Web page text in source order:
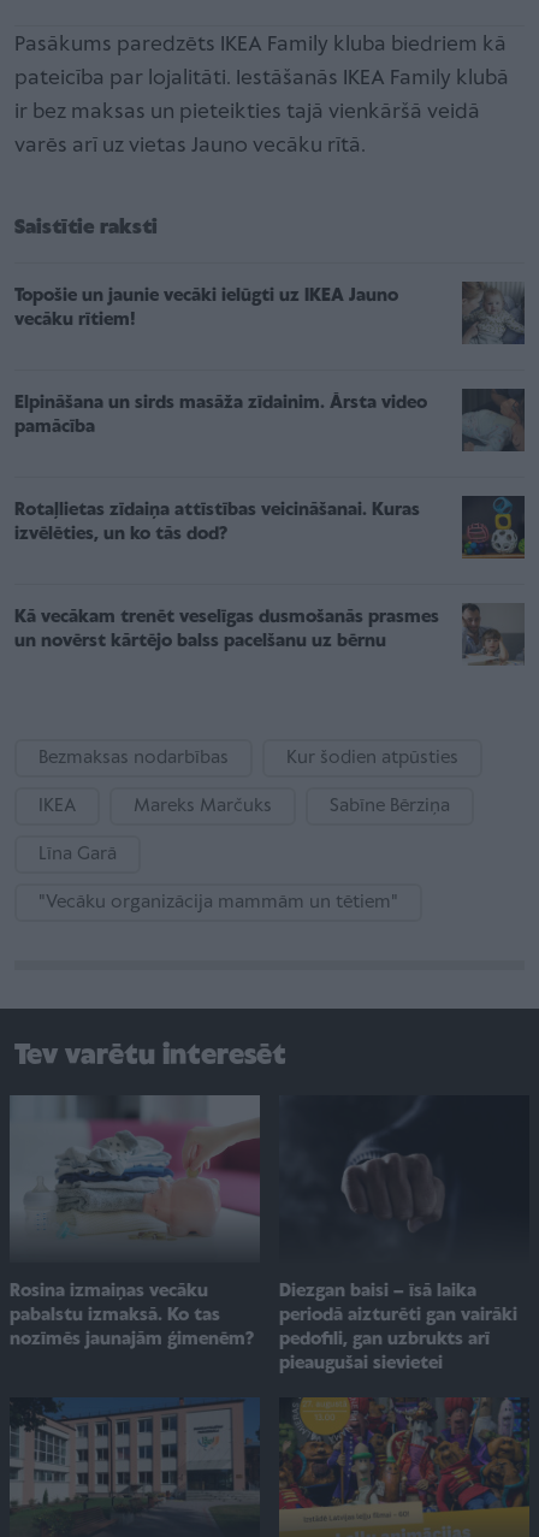
Pasākums paredzēts IKEA Family kluba biedriem kā
pateicība par lojalitāti. Iestāšanās IKEA Family klubā
ir bez maksas un pieteikties tajā vienkāršā veidā
varēs arī uz vietas Jauno vecāku rītā.
Saistītie raksti
Topošie un jaunie vecāki ielūgti uz IKEA Jauno
vecāku rītiem!
Elpināšana un sirds masāža zīdainim. Ārsta video
pamācība
Rotaļlietas zīdaiņa attīstības veicināšanai. Kuras
izvēlēties, un ko tās dod?
Kā vecākam trenēt veselīgas dusmošanās prasmes
un novērst kārtējo balss pacelšanu uz bērnu
Bezmaksas nodarbības Kur šodien atpūsties
IKEA Mareks Marčuks Sabīne Bērziņa
Līna Garā
"Vecāku organizācija mammām un tētiem"
Tev varētu interesēt
Rosina izmaiņas vecāku
pabalstu izmaksā. Ko tas
nozīmēs jaunajām ģimenēm?
Diezgan baisi – īsā laika
periodā aizturēti gan vairāki
pedofili, gan uzbrukts arī
pieaugušai sievietei